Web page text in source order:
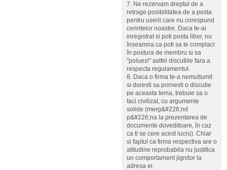
7. Ne rezervam dreptul de a
retrage posibilitatea de a posta
pentru userii care nu corespund
cerintelor noastre. Daca te-ai
inregistrat si poti posta liber, nu
înseamna ca poti sa te complaci
în postura de membru si sa
"poluezi" astfel discutiile fara a
respecta regulamentul.
8. Daca o firma te-a nemultumit
si doresti sa pornesti o discutie
pe aceasta tema, trebuie sa o
faci civilizat, cu argumente
solide (merg&#226;nd
p&#226;na la prezentarea de
documente doveditoare, în caz
ca ti se cere acest lucru). Chiar
si faptul ca firma respectiva are o
atitudine reprobabila nu justifica
un comportament jignitor la
adresa ei.